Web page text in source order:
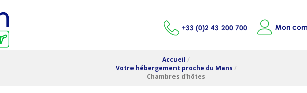
+33 (0)2 43 200 700 Mon
Accueil /
Votre hébergement proche du Mans /
Chambres d'hôtes